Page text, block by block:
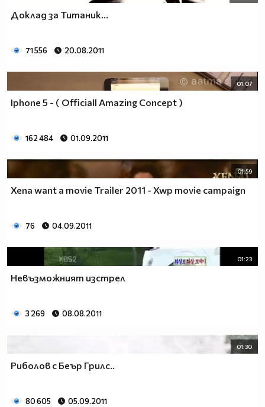
Доклад за Титаник...
71 556 20.08.2011
01:07
Iphone 5 - ( Officiall Amazing Concept )
162 484 01.09.2011
01:59
Xena want a movie Trailer 2011 - Xwp movie campaign
76 04.09.2011
01:23
Невъзможният изстрел
3 269 08.08.2011
01:30
Риболов с Беър Грилс..
80 605 05.09.2011